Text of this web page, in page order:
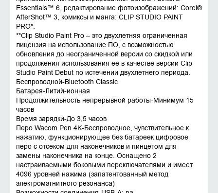
Essentials™ 6, редактирование фотоизображений: Corel®
AfterShot™ 3, комиксы и манга: CLIP STUDIO PAINT
PRO*.
**Clip Studio Paint Pro – это двухлетняя ограниченная
лицензия на использование ПО, с возможностью
обновления до неограниченной версии со скидкой или
продолжения использования ее в качестве версии Clip
Studio Paint Debut по истечении двухлетнего периода.
Беспроводной-Bluetooth Classic
Батарея-Литий-ионная
Продолжительность непрерывной работы-Минимум 15
часов
Время зарядки-До 3,5 часов
Перо Wacom Pen 4K-Беспроводное, чувствительное к
нажатию, функционирующее без батареек цифровое
перо с отсеком для наконечников и пинцетом для
замены наконечника на конце. Оснащено 2
настраиваемыми боковыми переключателями и имеет
4096 уровней нажима (запатентованный метод
электромагнитного резонанса)